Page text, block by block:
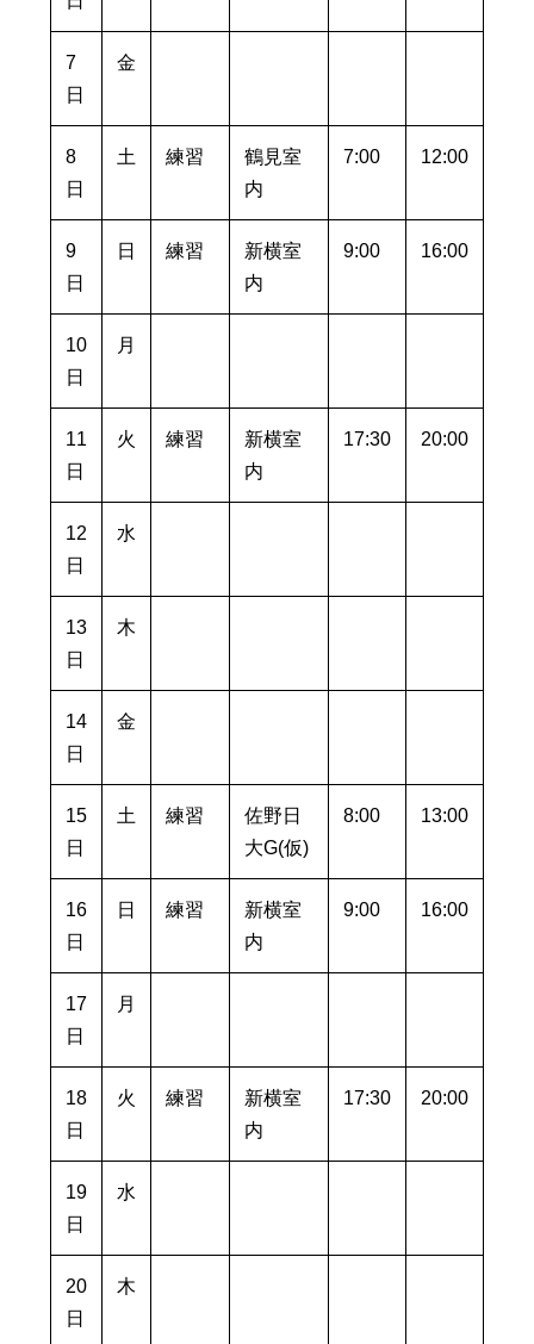
7
日
金
8
日
土 練習
鶴見室
内
7:00 12:00
9
日
日 練習
新横室
内
9:00 16:00
10
日
月
11
日
火 練習
新横室
内
17:30 20:00
12
日
水
13
日
木
14
日
金
15
日
土 練習
佐野日
大G(仮)
8:00 13:00
16
日
日 練習
新横室
内
9:00 16:00
17
日
月
18
日
火 練習
新横室
内
17:30 20:00
19
日
水
20
日
木